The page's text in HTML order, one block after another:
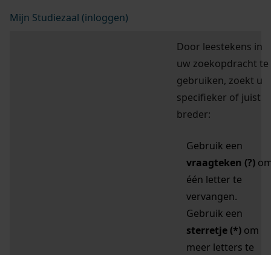
Mijn Studiezaal (inloggen)
Door leestekens in
uw zoekopdracht te
gebruiken, zoekt u
specifieker of juist
breder:
Gebruik een
vraagteken (?)
één letter te
vervangen.
Gebruik een
sterretje (*) om
meer letters te